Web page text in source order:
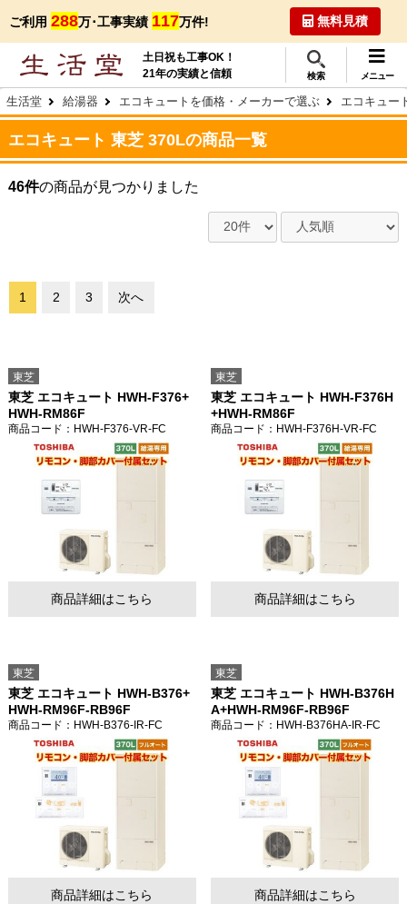
ご利用 288万･工事実績 117万件! 無料見積
土日祝も工事OK！
21年の実績と信頼
検索 メニュー
生活堂 給湯器 エコキュートを価格・メーカーで選ぶ エコキュー
エコキュート 東芝 370Lの商品一覧
46件の商品が見つかりました
1 2 3 次へ
東芝
東芝 エコキュート HWH-F376+
HWH-RM86F
商品コード ：HWH-F376-VR-FC
商品詳細はこちら
東芝
東芝 エコキュート HWH-F376H
+HWH-RM86F
商品コード ：HWH-F376H-VR-FC
商品詳細はこちら
東芝
東芝 エコキュート HWH-B376+
HWH-RM96F-RB96F
商品コード ：HWH-B376-IR-FC
商品詳細はこちら
東芝
東芝 エコキュート HWH-B376H
A+HWH-RM96F-RB96F
商品コード ：HWH-B376HA-IR-FC
商品詳細はこちら